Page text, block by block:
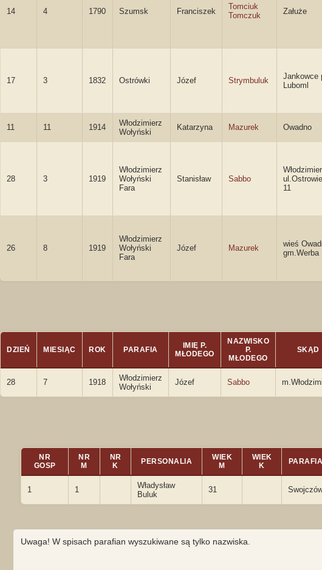
14 4 1790 Szumsk Franciszek
Tomciuk
Tomczuk
Załuże
17 3 1832 Ostrówki Józef Strymbuluk
Jankowce
Luboml
11 11 1914
Włodzimierz
Wołyński
Katarzyna Mazurek Owadno
28 3 1919
Włodzimierz
Wołyński
Fara
Stanisław Sabbo
11
26 8 1919
Włodzimierz
Wołyński
Fara
Józef Mazurek
wieś
gm.Werba
DZIEŃ MIESIĄC ROK PARAFIA
IMIĘ P.
MŁODEGO
NAZWISKO
P.
MŁODEGO
SKĄD
28 7 1918
Włodzimierz
Wołyński
Józef Sabbo
NR
GOSP
NR
M
NR
K
PERSONALIA
WIEK
M
WIEK
K
PARAFIA
1 1
Władysław
Buluk
31
Uwaga! W spisach parafian wyszukiwane są tylko nazwiska.